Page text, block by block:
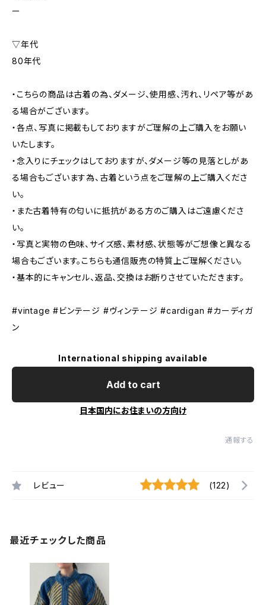
ー
▽年代
80年代
・こちらの商品は古着の為、ダメージ、使用感、汚れ、リペア等があ
る場合がございます。
・各点、写真に掲載もしておりますがご理解の上ご購入をお願い
いたします。
・念入りにチェックはしておりますが、ダメージ等の見落としがあ
る場合もございます為、古着という点をご理解の上ご購入くださ
い。
・また古着特有の匂いに抵抗がある方のご購入はご遠慮くださ
い。
・写真と実物の色味、サイズ感、素材感、状態等がご想像と異なる
場合もございます。こちらも通信販売の特質上ご理解ください。
・基本的にキャンセル、返品、交換はお断りさせていただきます。
#vintage #ビンテージ #ヴィンテージ #cardigan #カーディガ
ン
International shipping available
Add to cart
日本国内にお住まいの方向け
通報する
レビュー (122)
最近チェックした商品